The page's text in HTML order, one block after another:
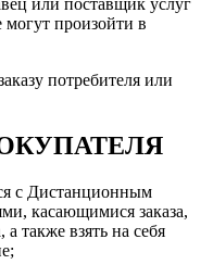
или поставщик услуг
могут произойти в
потребителя или
с Дистанционным
касающимися заказа,
также взять на себя